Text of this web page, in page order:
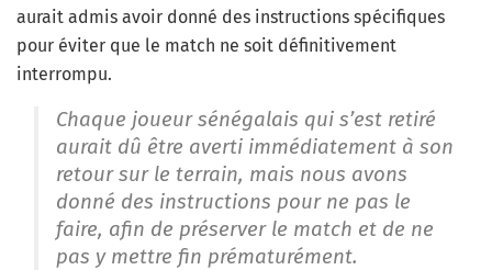
aurait admis avoir donné des instructions spécifiques
pour éviter que le match ne soit définitivement
interrompu.
Chaque joueur sénégalais qui s’est retiré
aurait dû être averti immédiatement à son
retour sur le terrain, mais nous avons
donné des instructions pour ne pas le
faire, afin de préserver le match et de ne
pas y mettre fin prématurément.